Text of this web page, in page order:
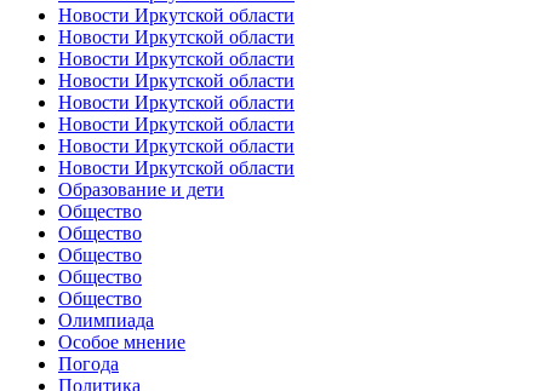
Новости Иркутской области
Новости Иркутской области
Новости Иркутской области
Новости Иркутской области
Новости Иркутской области
Новости Иркутской области
Новости Иркутской области
Новости Иркутской области
Образование и дети
Общество
Общество
Общество
Общество
Общество
Олимпиада
Особое мнение
Погода
Политика